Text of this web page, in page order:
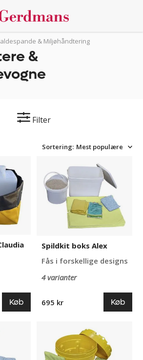
& Miljøhåndtering
&
Filter
Sortering: Mest populære
Køb
boks
Alex
Spildkit boks Alex
Fås i forskellige designs
4 varianter
695 kr Køb
tønde